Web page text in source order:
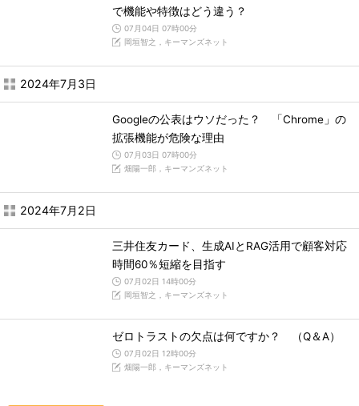
で機能や特徴はどう違う？
07月04日 07時00分
岡垣智之，キーマンズネット
2024年7月3日
Googleの公表はウソだった？ 「Chrome」の
拡張機能が危険な理由
07月03日 07時00分
畑陽一郎，キーマンズネット
2024年7月2日
三井住友カード、生成AIとRAG活用で顧客対応
時間60％短縮を目指す
07月02日 14時00分
岡垣智之，キーマンズネット
ゼロトラストの欠点は何ですか？ （Q＆A）
07月02日 12時00分
畑陽一郎，キーマンズネット